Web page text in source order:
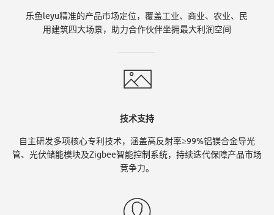
Y
乐鱼leyu精准的产品市场定位，覆盖工业、商业、农业、民
用建筑四大场景，助力合作伙伴坐拥最大利润空间
技术支持
自主研发多项核心专利技术，涵盖高反射率≥99%铝镁合金导光
管、光伏储能模块及Zigbee智能控制系统，持续迭代保障产品市场
竞争力。